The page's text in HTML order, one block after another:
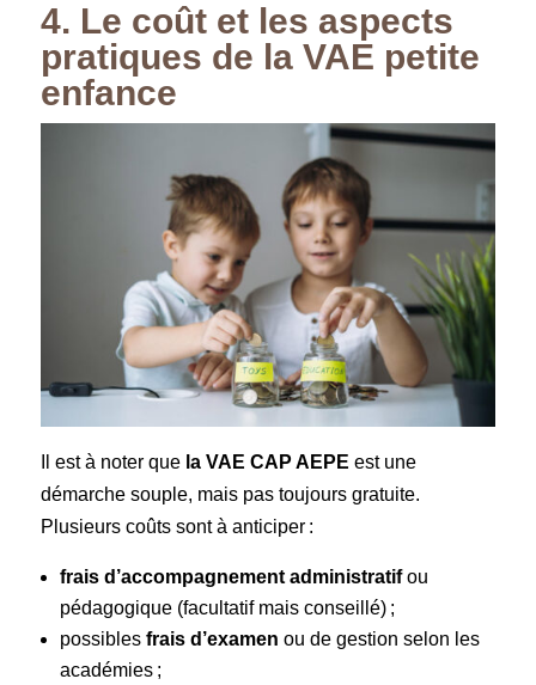
4. Le coût et les aspects
pratiques de la VAE petite
enfance
Il est à noter que la VAE CAP AEPE est une
démarche souple, mais pas toujours gratuite.
Plusieurs coûts sont à anticiper :
frais d’accompagnement administratifou
pédagogique (facultatif mais conseillé) ;
possibles frais d’examen ou de gestion selon les
académies ;